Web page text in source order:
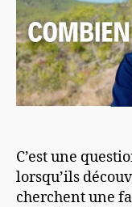
C’est une
lorsqu’ils
cherchent une